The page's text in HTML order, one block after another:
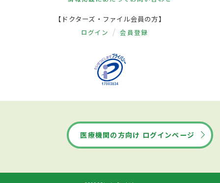
【ドクターズ・ファイル会員の方】
ログイン 会員登録
医療機関の方向け ログインページ